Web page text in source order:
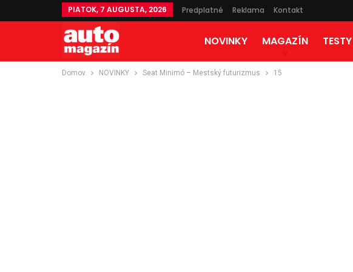
PIATOK, 7 AUGUSTA, 2026 Predplatné Reklama Kontakt
NOVINKY MAGAZÍN TESTY
Domov NOVINKY Seat Minimó – Mestský futurizmus 15